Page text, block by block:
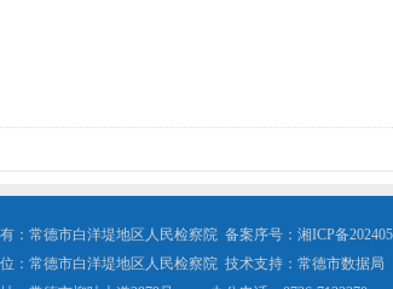
：常德市白洋堤地区人民检察院 备案序号： 湘ICP备
：常德市白洋堤地区人民检察院 技术支持：常德市数据局